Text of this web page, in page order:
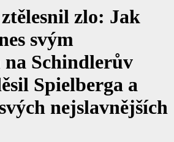
zlo: Jak
svým
Schindlerův
Spielberga a
nejslavnějších